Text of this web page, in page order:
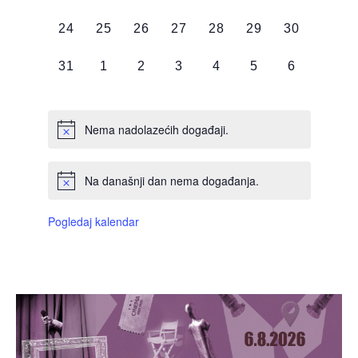
0
24
0
25
0
26
0
27
0
28
0
29
0
30
0
31
0
1
0
2
0
3
0
4
0
5
0
6
Nema nadolazećih događaji.
Na današnji dan nema događanja.
Pogledaj kalendar